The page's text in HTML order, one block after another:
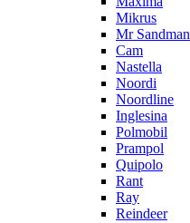
Mikrus
Mr Sandman
Cam
Nastella
Noordi
Noordline
Inglesina
Polmobil
Prampol
Quipolo
Rant
Ray
Reindeer